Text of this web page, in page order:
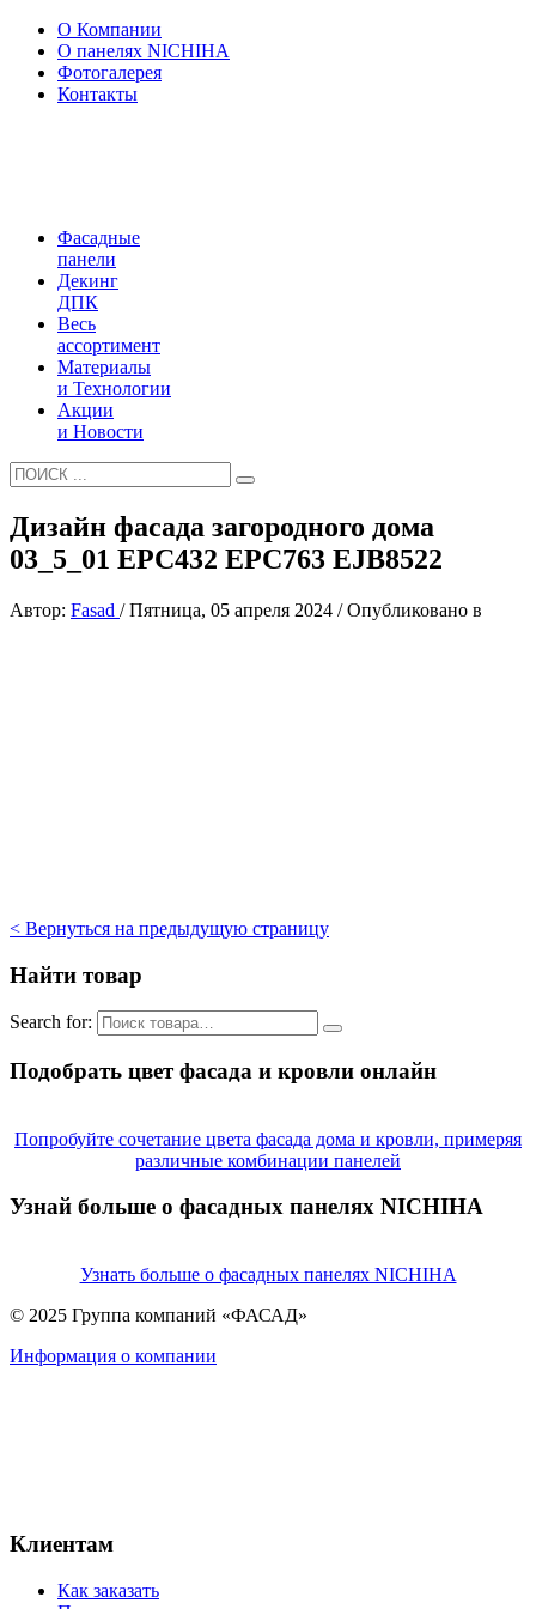
О Компании
О панелях NICHIHA
Фотогалерея
Контакты
Фасадные
панели
Декинг
ДПК
Весь
ассортимент
Материалы
и Технологии
Акции
и Новости
Дизайн фасада загородного дома
03_5_01 EPC432 EPC763 EJB8522
Автор: Fasad /Пятница, 05 апреля 2024 /Опубликовано в
< Вернуться на предыдущую страницу
Найти товар
Search for:
Подобрать цвет фасада и кровли онлайн
Попробуйте сочетание цвета фасада дома и кровли, примеряя
различные комбинации панелей
Узнай больше о фасадных панелях NICHIHA
Узнать больше о фасадных панелях NICHIHA
© 2025 Группа компаний «ФАСАД»
Информация о компании
Клиентам
Как заказать